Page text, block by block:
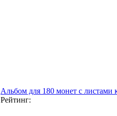
Альбом для 180 монет с
Рейтинг: